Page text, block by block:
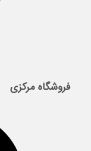
فروشگاه مرکزی